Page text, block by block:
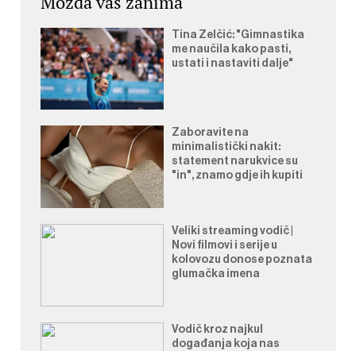
Tina Zelčić: "Gimnastika
me naučila kako pasti,
ustati i nastaviti dalje"
Zaboravite na
minimalistički nakit:
statement narukvice su
"in", znamo gdje ih kupiti
Veliki streaming vodič |
Novi filmovi i serije u
kolovozu donose poznata
glumačka imena
Vodič kroz najkul
događanja koja nas